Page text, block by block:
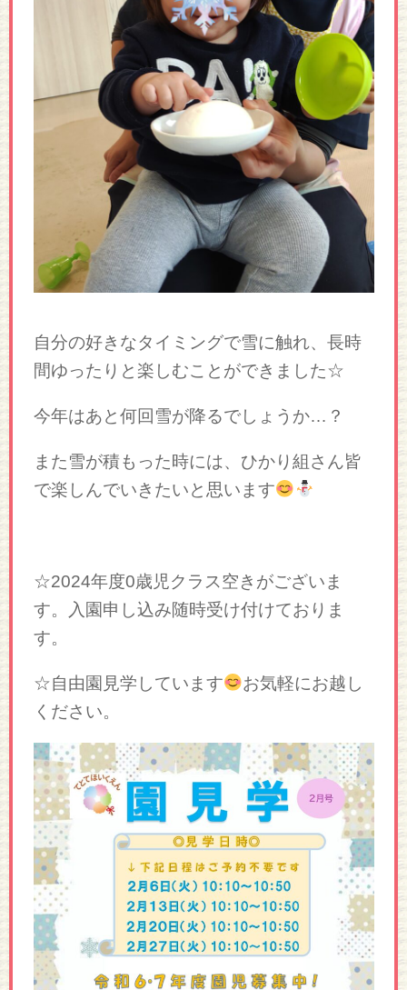
自分の好きなタイミングで雪に触れ、長時
間ゆったりと楽しむことができました☆
今年はあと何回雪が降るでしょうか…？
また雪が積もった時には、ひかり組さん皆
で楽しんでいきたいと思います
☆2024年度0歳児クラス空きがございま
す。入園申し込み随時受け付けておりま
す。
☆自由園見学しています
お気軽にお越し
ください。